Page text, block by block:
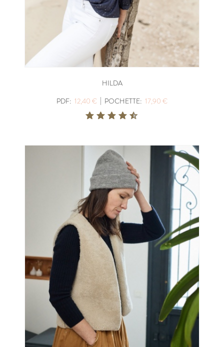
HILDA
PDF: 12,40 € | POCHETTE: 17,90 €